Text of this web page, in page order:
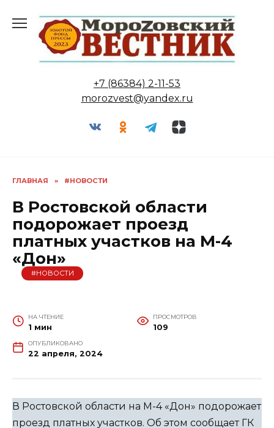
содержанию
+7 (86384) 2-11-53
morozvest@yandex.ru
ГЛАВНАЯ » #НОВОСТИ
В Ростовской области
подорожает проезд
платных участков на М-4
«Дон»
#НОВОСТИ
НА ЧТЕНИЕ
1 мин
ПРОСМОТРОВ
109
ОПУБЛИКОВАНО
22 апреля, 2024
В Ростовской области на М-4 «Дон» подорожает
проезд платных участков. Об этом сообщает ГК